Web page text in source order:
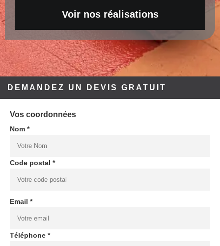
Voir nos réalisations
DEMANDEZ UN DEVIS GRATUIT
Vos coordonnées
Nom *
Code postal *
Email *
Téléphone *